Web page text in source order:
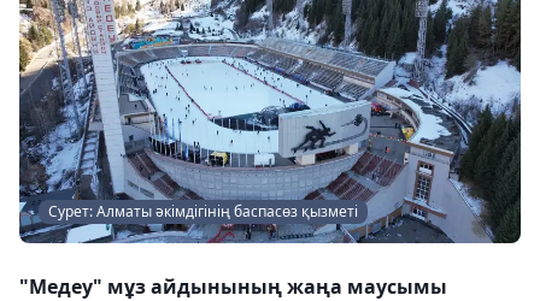
Сурет: Алматы әкімдігінің баспасөз қызметі
"Медеу" мұз айдынының жаңа маусымы